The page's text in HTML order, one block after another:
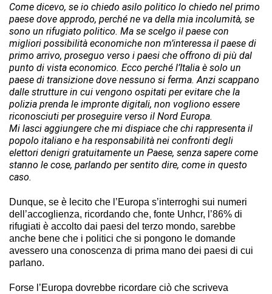
Come dicevo, se io chiedo asilo politico lo chiedo nel primo
paese dove approdo, perché ne va della mia incolumità, se
sono un rifugiato politico. Ma se scelgo il paese con
migliori possibilità economiche non m’interessa il paese di
primo arrivo, proseguo verso i paesi che offrono di più dal
punto di vista economico. Ecco perché l’Italia è solo un
paese di transizione dove nessuno si ferma. Anzi scappano
dalle strutture in cui vengono ospitati per evitare che la
polizia prenda le impronte digitali, non vogliono essere
riconosciuti per proseguire verso il Nord Europa.
Mi lasci aggiungere che mi dispiace che chi rappresenta il
popolo italiano e ha responsabilità nei confronti degli
elettori denigri gratuitamente un Paese, senza sapere come
stanno le cose, parlando per sentito dire, come in questo
caso.
Dunque, se è lecito che l’Europa s’interroghi sui numeri
dell’accoglienza, ricordando che, fonte Unhcr, l’86% di
rifugiati è accolto dai paesi del terzo mondo, sarebbe
anche bene che i politici che si pongono le domande
avessero una conoscenza di prima mano dei paesi di cui
parlano.
Forse l’Europa dovrebbe ricordare ciò che scriveva